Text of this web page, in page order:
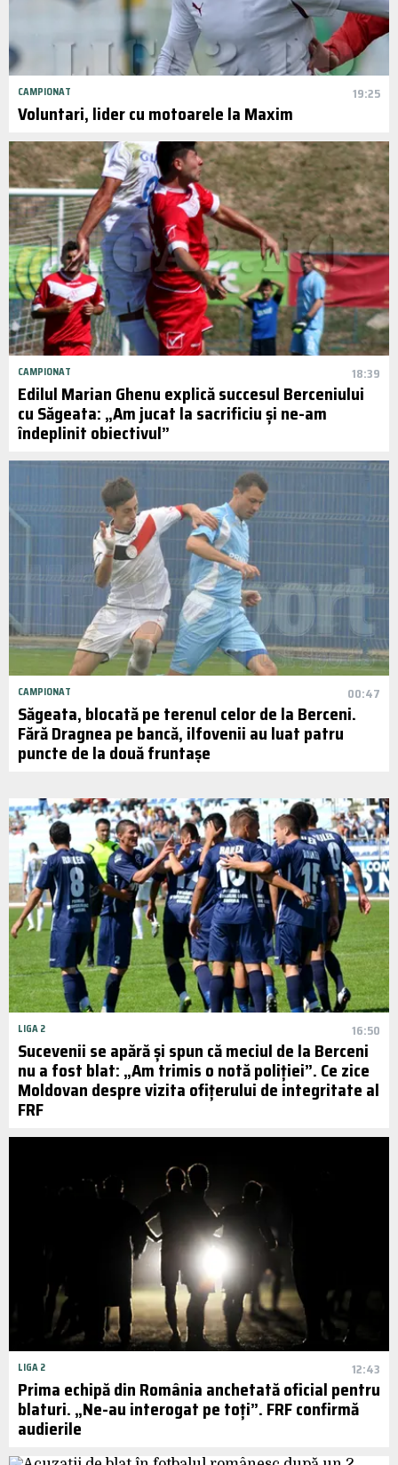
CAMPIONAT 19:25
Voluntari, lider cu motoarele la Maxim
CAMPIONAT 18:39
Edilul Marian Ghenu explică succesul Berceniului
cu Săgeata: „Am jucat la sacrificiu și ne-am
îndeplinit obiectivul”
CAMPIONAT 00:47
Săgeata, blocată pe terenul celor de la Berceni.
Fără Dragnea pe bancă, ilfovenii au luat patru
puncte de la două fruntașe
LIGA 2 16:50
Sucevenii se apără și spun că meciul de la Berceni
nu a fost blat: „Am trimis o notă poliției”. Ce zice
Moldovan despre vizita ofițerului de integritate al
FRF
LIGA 2 12:43
Prima echipă din România anchetată oficial pentru
blaturi. „Ne-au interogat pe toți”. FRF confirmă
audierile